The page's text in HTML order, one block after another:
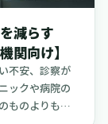
減らす
関向け】
不安、診察が
ックや病院の
ものよりも、